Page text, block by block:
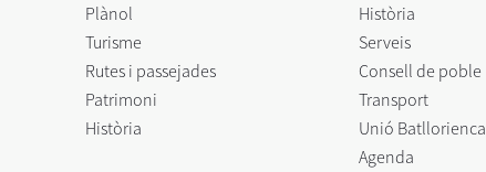
Plànol
Turisme
Rutes i passejades
Patrimoni
Història
Història
Serveis
Consell de poble
Transport
Unió Batllorienca
Agenda